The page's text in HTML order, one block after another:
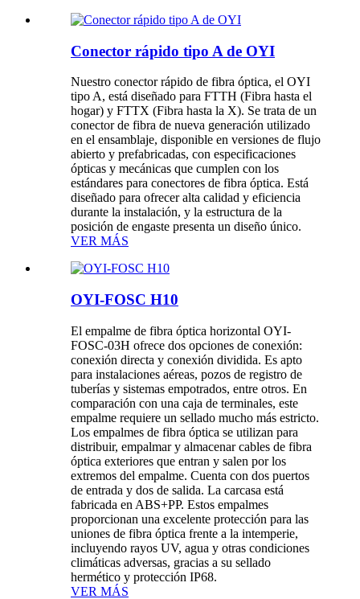
Conector rápido tipo A de OYI
Nuestro conector rápido de fibra óptica, el OYI
tipo A, está diseñado para FTTH (Fibra hasta el
hogar) y FTTX (Fibra hasta la X). Se trata de un
conector de fibra de nueva generación utilizado
en el ensamblaje, disponible en versiones de flujo
abierto y prefabricadas, con especificaciones
ópticas y mecánicas que cumplen con los
estándares para conectores de fibra óptica. Está
diseñado para ofrecer alta calidad y eficiencia
durante la instalación, y la estructura de la
posición de engaste presenta un diseño único.
VER MÁS
OYI-FOSC H10
El empalme de fibra óptica horizontal OYI-
FOSC-03H ofrece dos opciones de conexión:
conexión directa y conexión dividida. Es apto
para instalaciones aéreas, pozos de registro de
tuberías y sistemas empotrados, entre otros. En
comparación con una caja de terminales, este
empalme requiere un sellado mucho más estricto.
Los empalmes de fibra óptica se utilizan para
distribuir, empalmar y almacenar cables de fibra
óptica exteriores que entran y salen por los
extremos del empalme. Cuenta con dos puertos
de entrada y dos de salida. La carcasa está
fabricada en ABS+PP. Estos empalmes
proporcionan una excelente protección para las
uniones de fibra óptica frente a la intemperie,
incluyendo rayos UV, agua y otras condiciones
climáticas adversas, gracias a su sellado
hermético y protección IP68.
VER MÁS